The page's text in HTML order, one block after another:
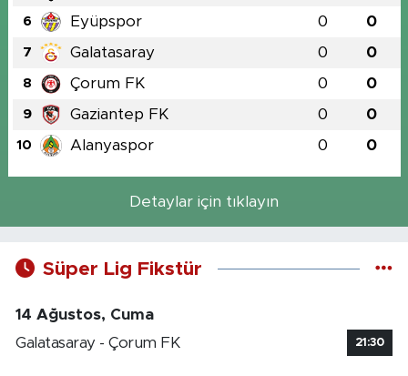
6 Eyüpspor 0 0
7 Galatasaray 0 0
8 Çorum FK 0 0
9 Gaziantep FK 0 0
10 Alanyaspor 0 0
Detaylar için tıklayın
Süper Lig Fikstür
14 Ağustos, Cuma
Galatasaray - Çorum FK
21:30